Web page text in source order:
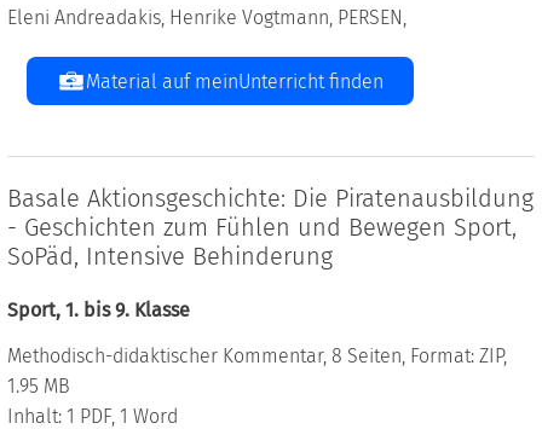
Eleni Andreadakis, Henrike Vogtmann, PERSEN,
Material auf meinUnterricht finden
Basale Aktionsgeschichte: Die Piratenausbildung
- Geschichten zum Fühlen und Bewegen Sport,
SoPäd, Intensive Behinderung
Sport, 1. bis 9. Klasse
Methodisch-didaktischer Kommentar, 8 Seiten, Format: ZIP,
1.95 MB
Inhalt: 1 PDF, 1 Word